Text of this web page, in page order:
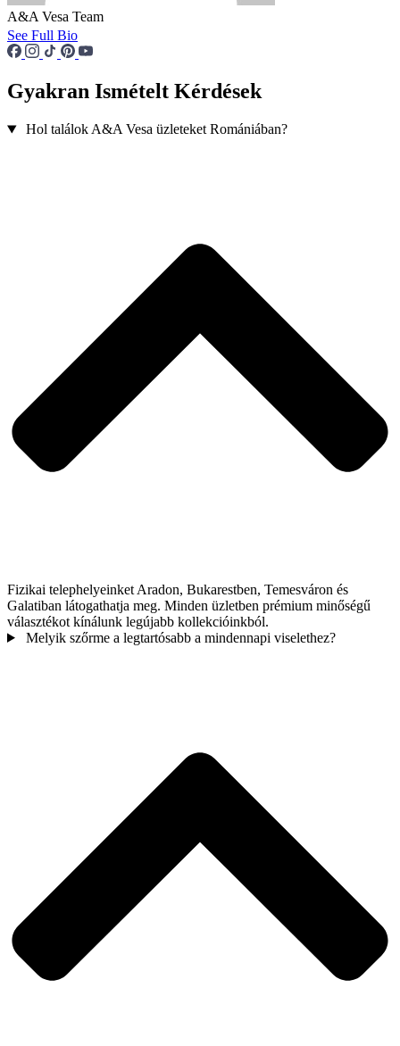
A&A Vesa Team
See Full Bio
Gyakran Ismételt Kérdések
Hol találok A&A Vesa üzleteket Romániában?
Fizikai telephelyeinket Aradon, Bukarestben, Temesváron és
Galatiban látogathatja meg. Minden üzletben prémium minőségű
választékot kínálunk legújabb kollekcióinkból.
Melyik szőrme a legtartósabb a mindennapi viselethez?